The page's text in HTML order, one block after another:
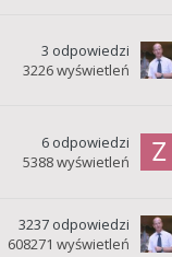
3 odpowiedzi
3226wyświetleń
6 odpowiedzi
5388wyświetleń
3237 odpowiedzi
608271 wyświetleń